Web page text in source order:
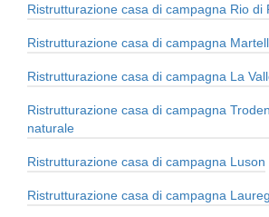
Ristrutturazione casa di campagna Rio di
Ristrutturazione casa di campagna
Ristrutturazione casa di campagna La
Ristrutturazione casa di campagna
naturale
Ristrutturazione casa di campagna Luson
Ristrutturazione casa di campagna